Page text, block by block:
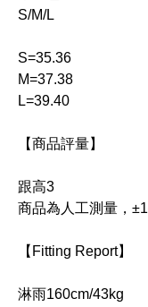
S/M/L
S=35.36
M=37.38
L=39.40
【商品評量】
跟高3
商品為人工測量，
【Fitting Report】
淋雨160cm/43kg